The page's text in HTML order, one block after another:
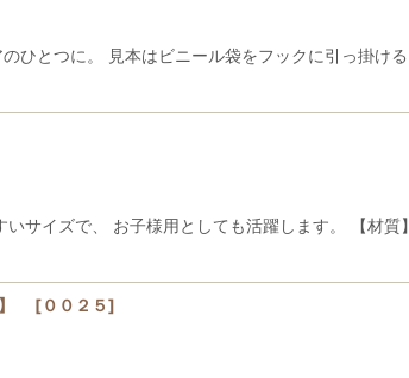
ひとつに。 見本はビニール袋をフックに引っ掛け
いサイズで、 お子様用としても活躍します。
[００２５]